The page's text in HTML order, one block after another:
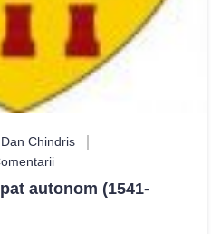
Chindris
autonom (1541-